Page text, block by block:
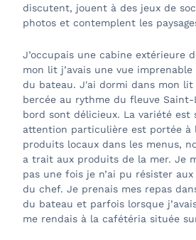
discutent, jouent à des jeux de
photos et contemplent les
J’occupais une cabine extérieure
mon lit j’avais une vue
du bateau. J'ai dormi dans mon lit
bercée au rythme du fleuve Saint-
bord sont délicieux. La variété est
attention particulière est portée à
produits locaux dans les menus,
a trait aux produits de la mer. Je
pas une fois je n’ai pu résister
du chef. Je prenais mes repas
du bateau et parfois lorsque
me rendais à la cafétéria située